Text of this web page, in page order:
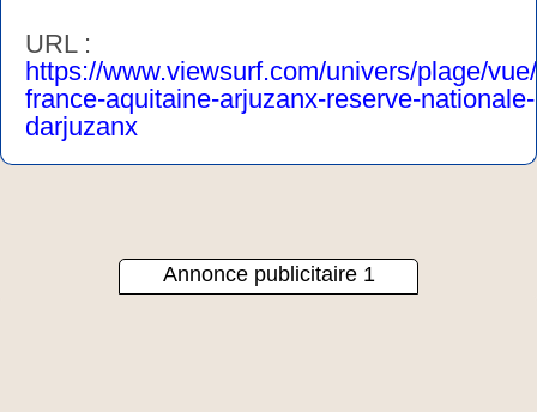
URL :
https://www.viewsurf.com/univers/plage/
france-aquitaine-arjuzanx-reserve-nationale-
darjuzanx
Annonce publicitaire 1